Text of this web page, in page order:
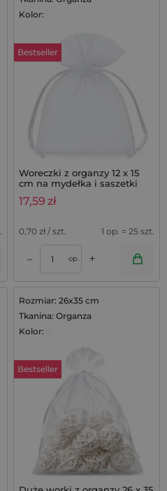
Kolor:
Bestseller
Woreczki z organzy 12 x 15
cm na mydełka i saszetki
lawendowe - 25 szt.
17,59 zł
0,70 zł / szt. 1 op. = 25 szt.
– op. +
Rozmiar: 26x35 cm
Tkanina: Organza
Kolor:
Bestseller